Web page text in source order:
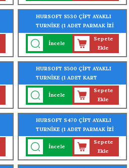
HURSOFT S530 ÇİFT AYAKLI
TURNİKE (1 ADET PARMAK İZİ
OKUYUCU TURNİKEYE
MONTELİ)
İncele
Sepete
Ekle
HURSOFT S500 ÇİFT AYAKLI
TURNİKE (1 ADET KART
OKUYUCU TURNİKEYE
MONTELİ)
İncele
Sepete
Ekle
HURSOFT S470 ÇİFT AYAKLI
TURNİKE (1 ADET PARMAK İZİ
OKUYUCU TURNİKEYE
MONTELİ)
İncele
Sepete
Ekle